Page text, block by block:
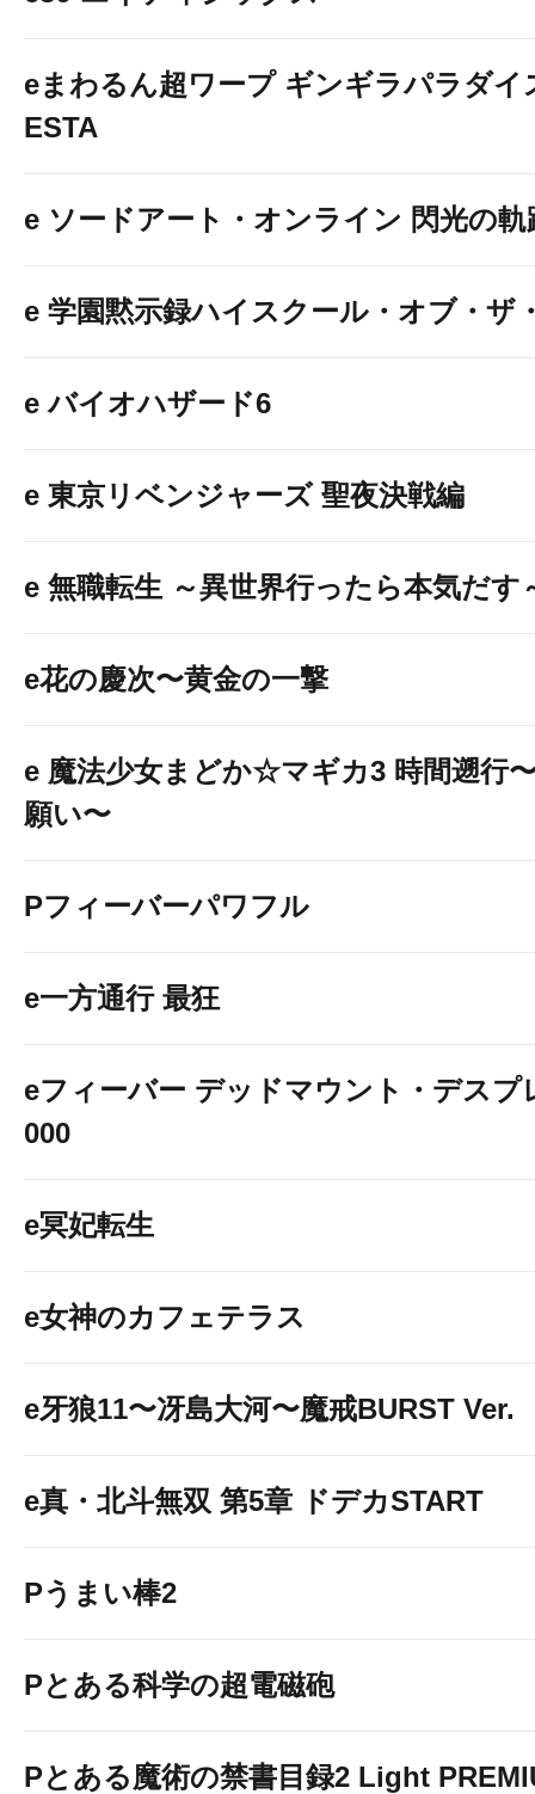
eまわるん超ワープ ギンギラパラダイ
ESTA
e ソードアート・オンライン 閃光の軌
e 学園黙示録ハイスクール・オブ・ザ
e バイオハザード6
e 東京リベンジャーズ 聖夜決戦編
e 無職転生 ～異世界行ったら本気だす
e花の慶次〜黄金の一撃
e 魔法少女まどか☆マギカ3 時間遡行
願い〜
Pフィーバーパワフル
e一方通行 最狂
eフィーバー デッドマウント・デスプ
000
e冥妃転生
e女神のカフェテラス
e牙狼11〜冴島大河〜魔戒BURST Ver.
e真・北斗無双 第5章 ドデカSTART
Pうまい棒2
Pとある科学の超電磁砲
Pとある魔術の禁書目録2 Light